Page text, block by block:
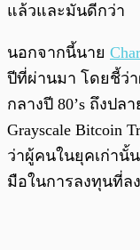
แล้วและมันดีกว่า
นอกจากนี้นาย
ปีที่ผ่านมา โดยชี้ว่า
กลางปี 80’s ถึงปล
Grayscale Bitcoin
ว่าผู้คนในยุคเก่านั้
มือในการลงทุนที่ล